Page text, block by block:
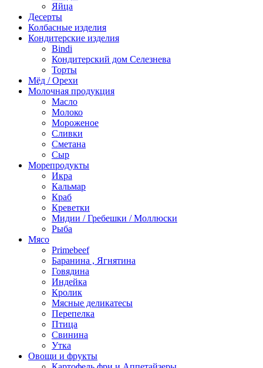
Яйца
Десерты
Колбасные изделия
Кондитерские изделия
Bindi
Кондитерский дом Селезнева
Торты
Мёд / Орехи
Молочная продукция
Масло
Молоко
Мороженое
Сливки
Сметана
Сыр
Морепродукты
Икра
Кальмар
Краб
Креветки
Мидии / Гребешки / Моллюски
Рыба
Мясо
Primebeef
Баранина , Ягнятина
Говядина
Индейка
Кролик
Мясные деликатесы
Перепелка
Птица
Свинина
Утка
Овощи и фрукты